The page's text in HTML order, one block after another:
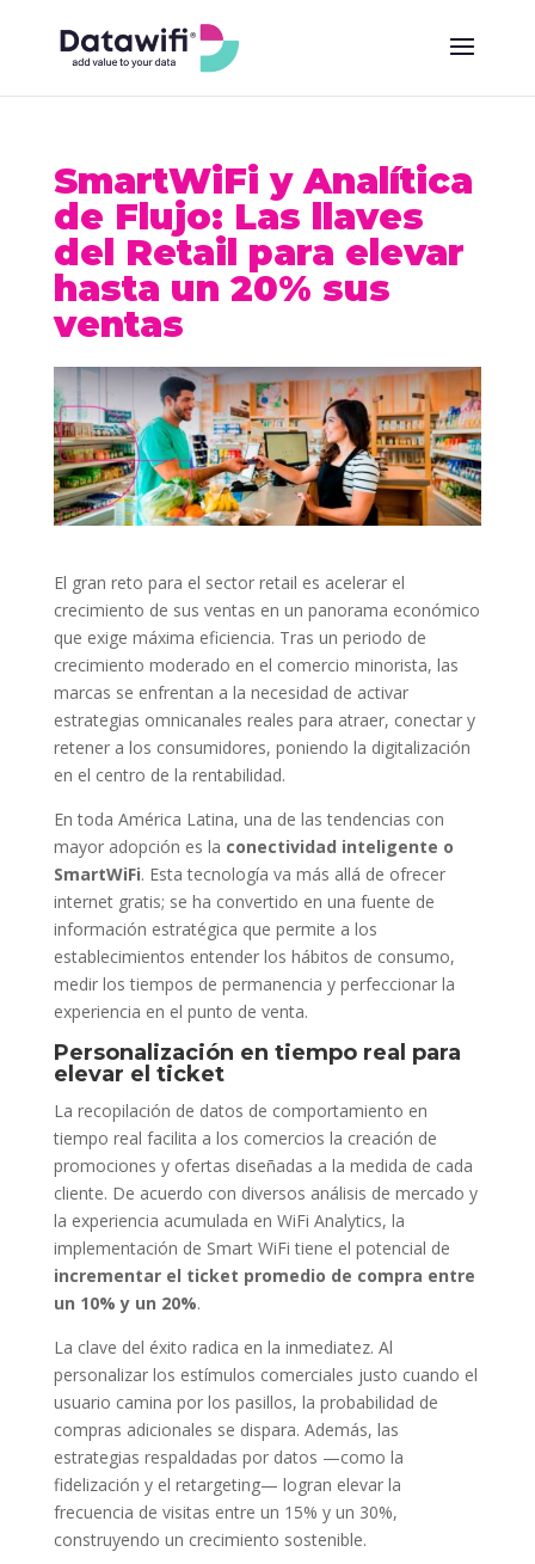
SmartWiFi y Analítica
de Flujo: Las llaves
del Retail para elevar
hasta un 20% sus
ventas
El gran reto para el sector retail es acelerar el
crecimiento de sus ventas en un panorama económico
que exige máxima eficiencia. Tras un periodo de
crecimiento moderado en el comercio minorista, las
marcas se enfrentan a la necesidad de activar
estrategias omnicanales reales para atraer, conectar y
retener a los consumidores, poniendo la digitalización
en el centro de la rentabilidad.
En toda América Latina, una de las tendencias con
mayor adopción es la conectividad inteligente o
SmartWiFi. Esta tecnología va más allá de ofrecer
internet gratis; se ha convertido en una fuente de
información estratégica que permite a los
establecimientos entender los hábitos de consumo,
medir los tiempos de permanencia y perfeccionar la
experiencia en el punto de venta.
Personalización en tiempo real para
elevar el ticket
La recopilación de datos de comportamiento en
tiempo real facilita a los comercios la creación de
promociones y ofertas diseñadas a la medida de cada
cliente. De acuerdo con diversos análisis de mercado y
la experiencia acumulada en WiFi Analytics, la
implementación de Smart WiFi tiene el potencial de
incrementar el ticket promedio de compra entre
un 10% y un 20%.
La clave del éxito radica en la inmediatez. Al
personalizar los estímulos comerciales justo cuando el
usuario camina por los pasillos, la probabilidad de
compras adicionales se dispara. Además, las
estrategias respaldadas por datos —como la
fidelización y el retargeting— logran elevar la
frecuencia de visitas entre un 15% y un 30%,
construyendo un crecimiento sostenible.